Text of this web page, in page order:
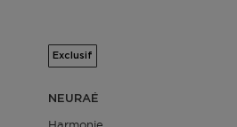
Exclusif
NEURAÉ
Harmonie